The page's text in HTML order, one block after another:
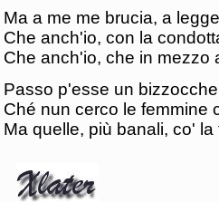
Ma a me me brucia, a
Che anch'io, con la
Che anch'io, che in mezzo
Passo p'esse un
Ché nun cerco le femmine
Ma quelle, più banali, co' la